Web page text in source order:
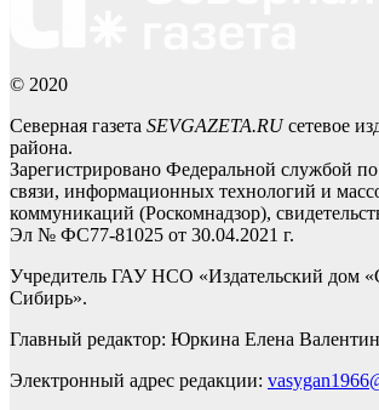
© 2020
Северная газета SEVGAZETA.RUсетевое
района.
Зарегистрировано Федеральной службой
связи, информационных технологий и
коммуникаций (Роскомнадзор),
Эл № ФС77-81025 от 30.04.2021 г.
Учредитель ГАУ НСО «Издательский дом
Сибирь».
Главный редактор: Юркина Елена
Электронный адрес редакции: